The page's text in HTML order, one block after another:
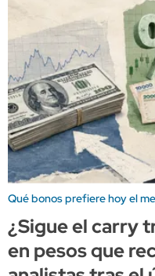
Qué bonos prefiere hoy el
¿Sigue el carry
en pesos que